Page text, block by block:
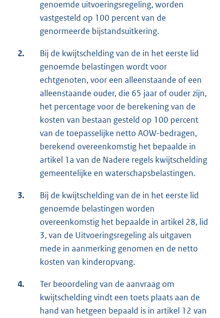
genoemde uitvoeringsregeling, worden
vastgesteld op 100 percent van de
genormeerde bijstandsuitkering.
2.
Bij de kwijtschelding van de in het eerste lid
genoemde belastingen wordt voor
echtgenoten, voor een alleenstaande of een
alleenstaande ouder, die 65 jaar of ouder zijn,
het percentage voor de berekening van de
kosten van bestaan gesteld op 100 percent
van de toepasselijke netto AOW-bedragen,
berekend overeenkomstig het bepaalde in
artikel 1a van de Nadere regels kwijtschelding
gemeentelijke en waterschapsbelastingen.
3.
Bij de kwijtschelding van de in het eerste lid
genoemde belastingen worden
overeenkomstig het bepaalde in artikel 28, lid
3, van de Uitvoeringsregeling als uitgaven
mede in aanmerking genomen en de netto
kosten van kinderopvang.
4.
Ter beoordeling van de aanvraag om
kwijtschelding vindt een toets plaats aan de
hand van hetgeen bepaald is in artikel 12 van